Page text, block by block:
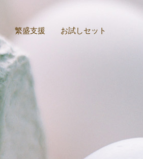
繁盛支援 お試しセット